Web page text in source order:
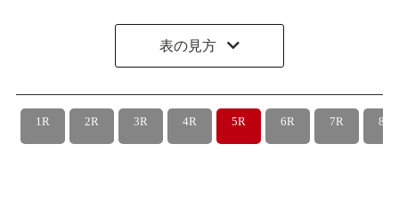
表の見方
1R 2R 3R 4R 5R 6R 7R 8R